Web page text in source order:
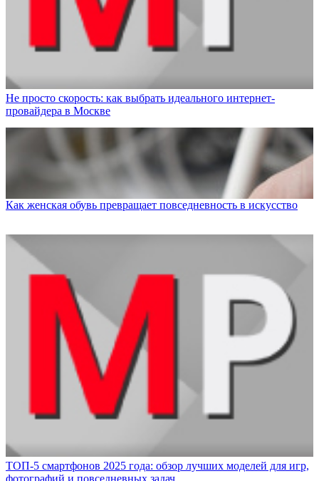
Не просто скорость: как выбрать идеального интернет-
провайдера в Москве
Как женская обувь превращает повседневность в искусство
ТОП-5 смартфонов 2025 года: обзор лучших моделей для игр,
фотографий и повседневных задач